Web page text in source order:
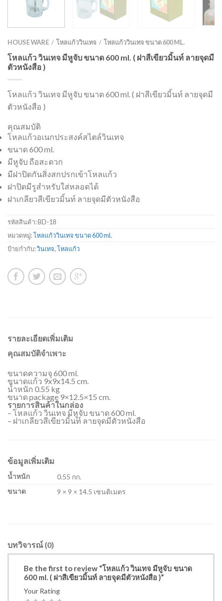
HOUSE WARE / โหลแก้ววินเทจ / โหลแก้ววินเทจ ขนาด 600 ML.
โหลแก้ว วินเทจ มีหูจับ ขนาด 600 ml. ( ฝาสีเขียวมิ้นท์ ลายจุดมี
ตัวหนังสือ )
โหลแก้ว วินเทจ มีหูจับ ขนาด 600 ml. ( ฝาสีเขียวมิ้นท์ ลายจุดมี
ตัวหนังสือ )
คุณสมบัติ
โหลแก้วอเนกประสงค์สไตล์วินเทจ
ขนาด 600 ml.
มีหูจับ ถือสะดวก
มีฝาปิดกันสิ่งสกปรกเข้าโหลแก้ว
ฝาปิดมีรูสำหรับใส่หลอดได้
ฝาเกลียวสีเขียวมิ้นท์ ลายจุดมีตัวหนังสือ
รหัสสินค้า:BD-18
หมวดหมู่:โหลแก้ววินเทจ ขนาด 600 ml.
ป้ายกำกับ:วินเทจ,โหลแก้ว
รายละเอียดเพิ่มเติม
คุณสมบัติจำเพาะ
ขนาดความจุ 600 ml.
ขนาดแก้ว 9x9x14.5 cm.
น้ำหนัก 0.55 kg
ขนาด package 9×12.5×15 cm.
รายการสินค้าในกล่อง
– โหลแก้ว วินเทจ มีหูจับ ขนาด 600 ml.
– ฝาเกลียวสีเขียวมิ้นท์ ลายจุดมีตัวหนังสือ
ข้อมูลเพิ่มเติม
น้ำหนัก
0.55 กก.
ขนาด
9 × 9 × 14.5 เซนติเมตร
บทวิจารณ์ (0)
Be the first to review “โหลแก้ว วินเทจ มีหูจับ ขนาด
600 ml. ( ฝาสีเขียวมิ้นท์ ลายจุดมีตัวหนังสือ )”
Your Rating